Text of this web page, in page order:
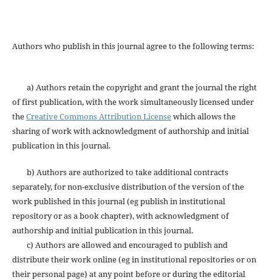
Authors who publish in this journal agree to the following terms:
a) Authors retain the copyright and grant the journal the right
of first publication, with the work simultaneously licensed under
theCreative Commons Attribution Licensewhich allows the
sharing of work with acknowledgment of authorship and initial
publication in this journal.
b) Authors are authorized to take additional contracts
separately, for non-exclusive distribution of the version of the
work published in this journal (eg publish in institutional
repository or as a book chapter), with acknowledgment of
authorship and initial publication in this journal.
c) Authors are allowed and encouraged to publish and
distribute their work online (eg in institutional repositories or on
their personal page) at any point before or during the editorial